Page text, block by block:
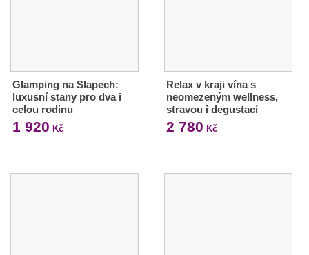
Glamping na Slapech:
luxusní stany pro dva i
celou rodinu
1 920 Kč
Relax v kraji vína s
neomezeným wellness,
stravou i degustací
2 780 Kč